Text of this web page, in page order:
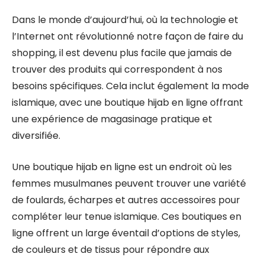
Dans le monde d’aujourd’hui, où la technologie et
l’Internet ont révolutionné notre façon de faire du
shopping, il est devenu plus facile que jamais de
trouver des produits qui correspondent à nos
besoins spécifiques. Cela inclut également la mode
islamique, avec une boutique hijab en ligne offrant
une expérience de magasinage pratique et
diversifiée.
Une boutique hijab en ligne est un endroit où les
femmes musulmanes peuvent trouver une variété
de foulards, écharpes et autres accessoires pour
compléter leur tenue islamique. Ces boutiques en
ligne offrent un large éventail d’options de styles,
de couleurs et de tissus pour répondre aux